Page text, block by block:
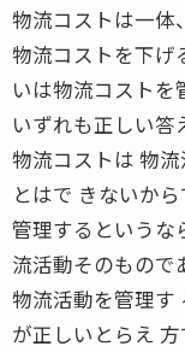
物流コストは一体
物流コストを下げ
いは物流コストを
いずれも正しい答
物流コストは 物
とはで きないから
管理するというな
流活動そのもので
物流活動を管理す
が正しいとらえ 方